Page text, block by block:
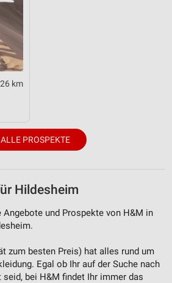
26 km
ALLE PROSPEKTE
Hildesheim
und Prospekte von H&M in
zum besten Preis) hat alles rund um
Egal ob Ihr auf der Suche nach
bei H&M findet Ihr immer das